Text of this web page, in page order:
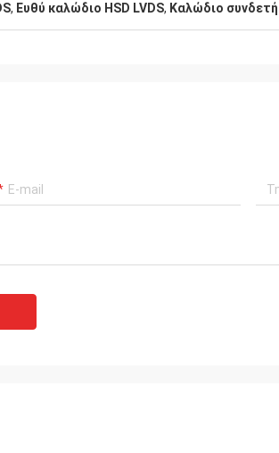
, Ευθύ καλώδιο HSD LVDS, Καλώδιο